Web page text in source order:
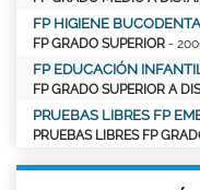
FP HIGIENE
FP GRADO SUPERIOR -
FP EDUCACIÓN
FP GRADO SUPERIOR A
PRUEBAS LIBRES FP
PRUEBAS LIBRES FP